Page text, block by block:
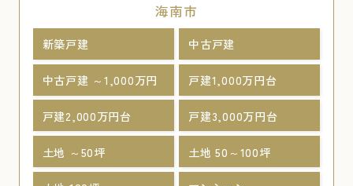
海南市
新築戸建 中古戸建
中古戸建 ～1,000万円 戸建1,000万円台
戸建2,000万円台 戸建3,000万円台
土地 ～50坪 土地 50～100坪